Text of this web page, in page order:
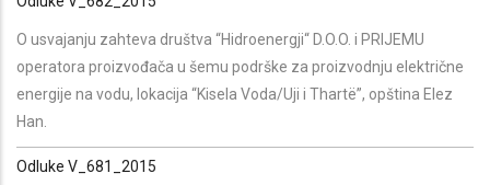
O usvajanju zahteva društva “Hidroenergji“ D.O.O. i PRIJEMU
operatora proizvođača u šemu podrške za proizvodnju električne
energije na vodu, lokacija “Kisela Voda/Uji i Thartë”, opština Elez
Han.
Odluke V_681_2015